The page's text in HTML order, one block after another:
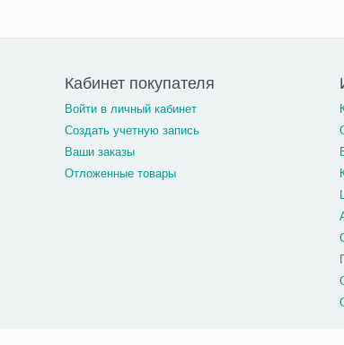
Кабинет покупателя
Войти в личный кабинет
Создать учетную запись
Ваши заказы
Отложенные товары